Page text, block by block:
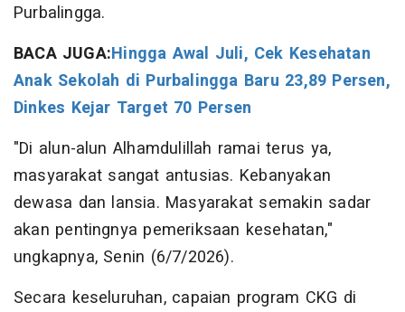
Purbalingga.
BACA JUGA:Hingga Awal Juli, Cek Kesehatan
Anak Sekolah di Purbalingga Baru 23,89 Persen,
Dinkes Kejar Target 70 Persen
"Di alun-alun Alhamdulillah ramai terus ya,
masyarakat sangat antusias. Kebanyakan
dewasa dan lansia. Masyarakat semakin sadar
akan pentingnya pemeriksaan kesehatan,"
ungkapnya, Senin (6/7/2026).
Secara keseluruhan, capaian program CKG di